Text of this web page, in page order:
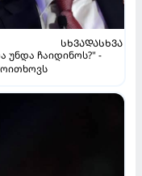
ᲡᲮᲕᲐᲓᲐᲡᲮᲕᲐ
უნდა ჩაიდინოს?" -